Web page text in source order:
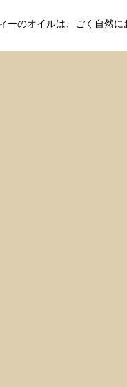
ーのオイルは、ごく自然